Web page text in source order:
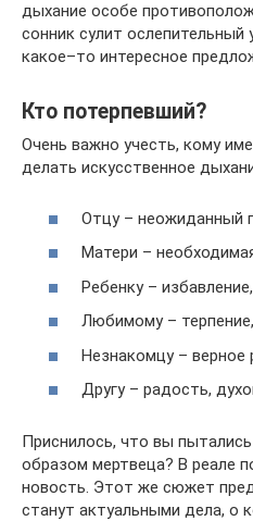
дыхание особе
сонник сулит
какое–то интересное
Кто потерпевший?
Очень важно учесть, кому
делать искусственное
Отцу – неожиданный
Матери –
Ребенку –
Любимому –
Незнакомцу – верное
Другу – радость,
Приснилось, что вы
образом мертвеца? В реале
новость. Этот же сюжет
станут актуальными дела, о